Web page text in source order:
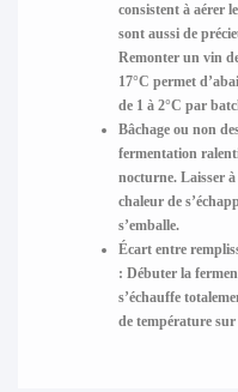
consistent à aérer
sont aussi de
Remonter un vin
17°C permet
de 1 à 2°C par
Bâchage ou non
fermentation
nocturne. Laisser
chaleur de
s’emballe.
Écart entre
: Débuter la
s’échauffe
de température